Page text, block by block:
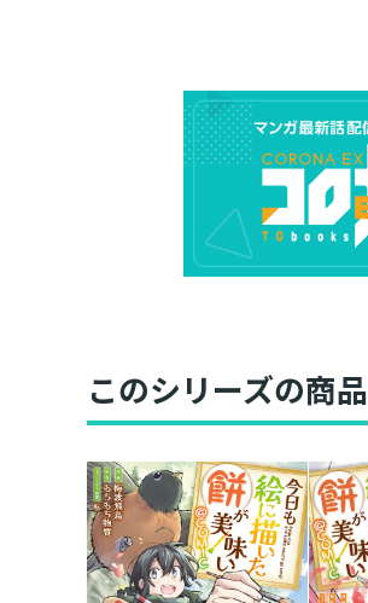
このシリーズの商品